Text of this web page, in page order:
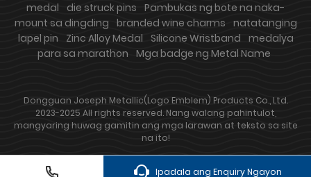
medal
die struck pins Pambukas ng bote na naka-
mount sa dingding branded wine charms natatanging
lapel pin
Zinc Alloy Medal Silicone Wristband medalya
para sa marathon Mga badge ng Metal Name
Dongguan Joseph Metallic(Logo Emblem) Products Co., Ltd.
2023-2025 All rights reserved. Nang walang pahintulot,
mangyaring huwag gamitin ang mga larawan at teksto sa site
na ito!
Ipadala ang Enquiry Ngayon